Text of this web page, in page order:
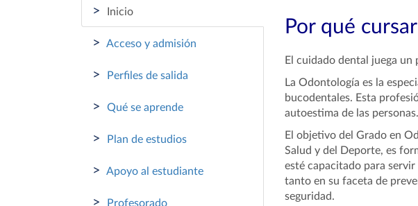
> Inicio
> Acceso y admisión
> Perfiles de salida
> Qué se aprende
> Plan de estudios
> Apoyo al estudiante
> Profesorado
Por qué
El cuidado dental juega un
La Odontología es la
bucodentales. Esta
autoestima de las personas.
El objetivo del Grado en
Salud y del Deporte, es
esté capacitado para
tanto en su faceta de
seguridad.